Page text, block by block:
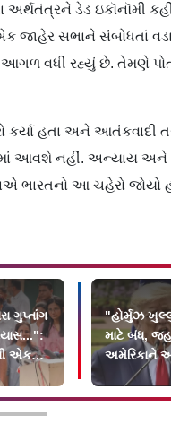
અર્થતંત્રને ડેડ ઇકૉનૉમી
જાહેર સભાને સંબોધતાં
આગળ વધી રહ્યું છે. તેમણે
કર્યા હતા અને આતંકવાદી
આવશે નહીં. અન્યાય
ભારતનો આ ચહેરો જોયો
ગુપ્તાંગ
એક
"હોર્મુઝ
માટે બંધ,
અમેરિકાને
20 ટકા ફી":